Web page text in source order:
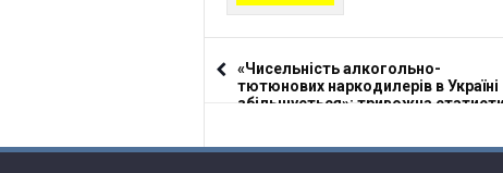
«Чисельність алкогольно-
тютюнових наркодилерів в Україні
збільшується»: тривожна